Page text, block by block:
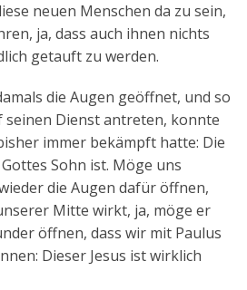
neuen Menschen da zu sein,
ja, dass auch ihnen nichts
getauft zu werden.
die Augen geöffnet, und so
Dienst antreten, konnte
immer bekämpft hatte: Die
Sohn ist. Möge uns
die Augen dafür öffnen,
Mitte wirkt, ja, möge er
öffnen, dass wir mit Paulus
Dieser Jesus ist wirklich